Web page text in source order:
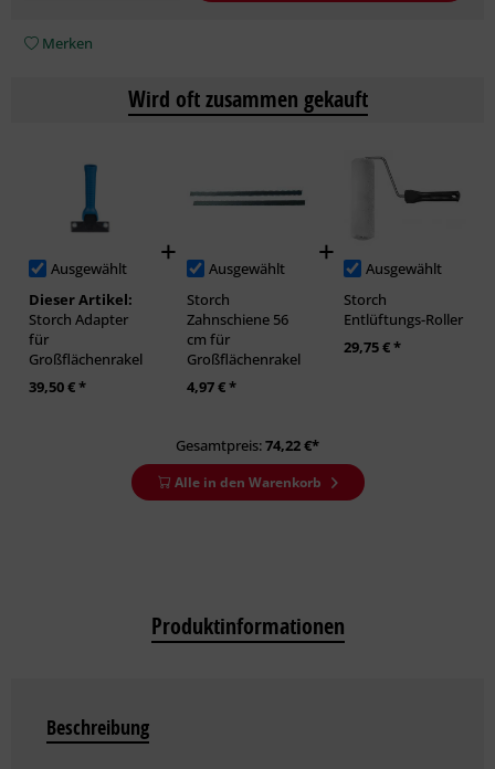
Merken
Wird oft zusammen gekauft
Ausgewählt
Dieser Artikel:
Storch Adapter
für
Großflächenrakel
39,50 € *
Ausgewählt
Storch
Zahnschiene 56
cm für
Großflächenrakel
4,97 € *
Ausgewählt
Storch
Entlüftungs-Roller
29,75 € *
Gesamtpreis:74,22€*
Alle in den Warenkorb
Produktinformationen
Beschreibung